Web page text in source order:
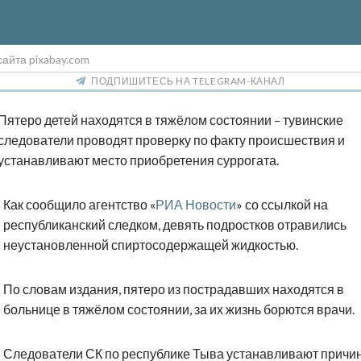
pixabay.com
ПОДПИШИТЕСЬ НА TELEGRAM-КАНАЛ
детей находятся в тяжёлом состоянии – тувинские
проводят проверку по факту происшествия и
место приобретения суррогата.
Как сообщило агентство «РИА Новости» со ссылкой на
республиканский следком, девять подростков отравились
неустановленной спиртосодержащей жидкостью.
По словам издания, пятеро из пострадавших находятся в
больнице в тяжёлом состоянии, за их жизнь борются врачи.
Следователи СК по республике Тыва устанавливают